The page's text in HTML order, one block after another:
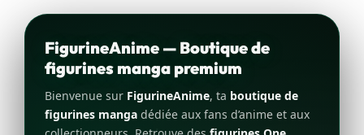
FigurineAnime — Boutique de
figurines manga premium
Bienvenue sur FigurineAnime, ta boutique de
figurines manga dédiée aux fans d’anime et aux